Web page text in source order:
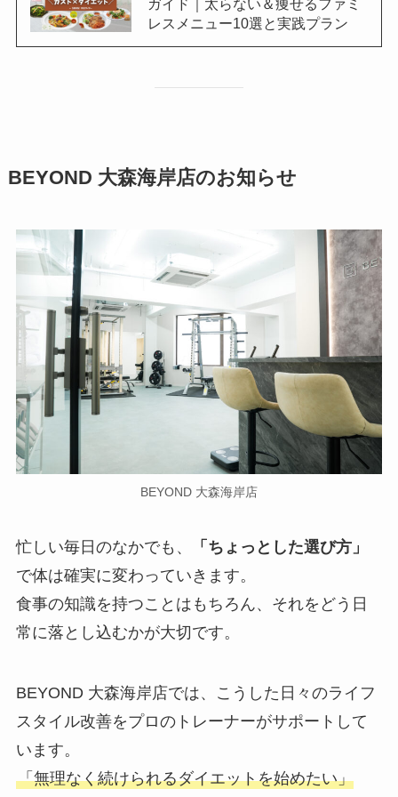
ガイド｜太らない＆痩せるファミ
レスメニュー10選と実践プラン
BEYOND 大森海岸店のお知らせ
BEYOND 大森海岸店
忙しい毎日のなかでも、
「ちょっとした選び方」
で体は確実に変わっていきます。
食事の知識を持つことはもちろん、それをどう日
常に落とし込むかが大切です。
BEYOND 大森海岸店では、こうした日々のライフ
スタイル改善をプロのトレーナーがサポートして
います。
「無理なく続けられるダイエットを始めたい」